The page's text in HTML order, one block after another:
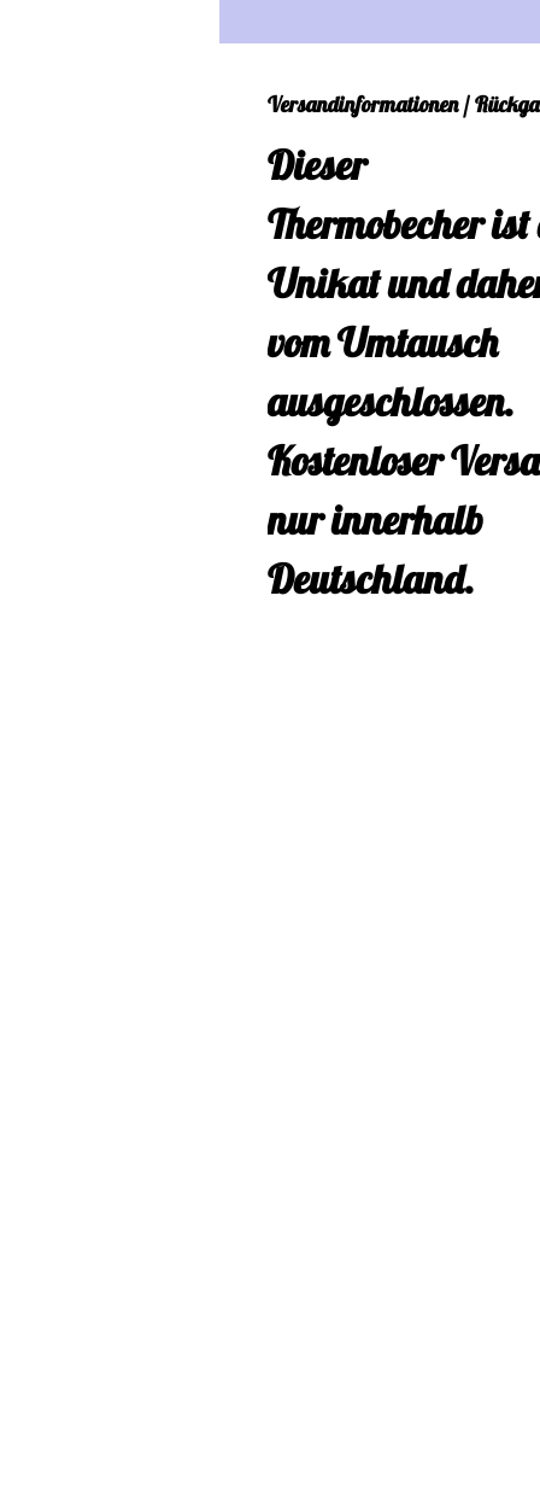
Versandinformationen /
Dieser
Thermobecher ist
Unikat und
vom Umtausch
ausgeschlossen.
Kostenloser
nur innerhalb
Deutschland.